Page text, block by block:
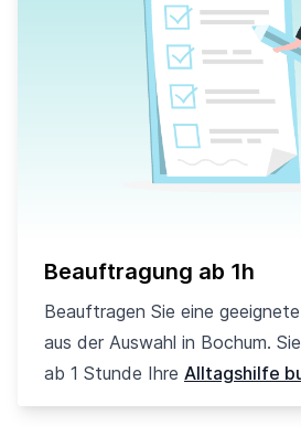
Beauftragung ab 1h
Beauftragen Sie eine
aus der Auswahl in Bochum.
ab 1 Stunde Ihre Alltagshilfe